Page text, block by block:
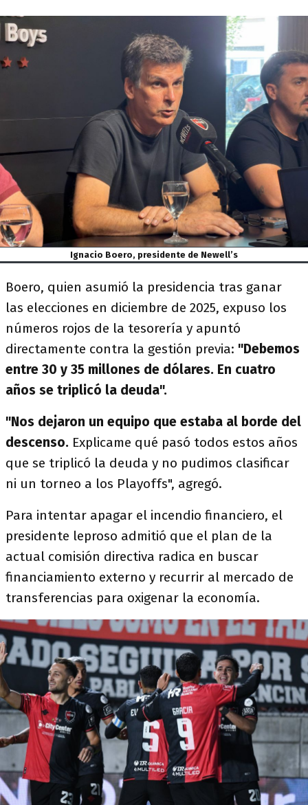
Ignacio Boero, presidente de Newell’s
Boero, quien asumió la presidencia tras ganar
las elecciones en diciembre de 2025, expuso los
números rojos de la tesorería y apuntó
directamente contra la gestión previa: "Debemos
entre 30 y 35 millones de dólares. En cuatro
años se triplicó la deuda".
"Nos dejaron un equipo que estaba al borde del
descenso. Explicame qué pasó todos estos años
que se triplicó la deuda y no pudimos clasificar
ni un torneo a los Playoffs", agregó.
Para intentar apagar el incendio financiero, el
presidente leproso admitió que el plan de la
actual comisión directiva radica en buscar
financiamiento externo y recurrir al mercado de
transferencias para oxigenar la economía.